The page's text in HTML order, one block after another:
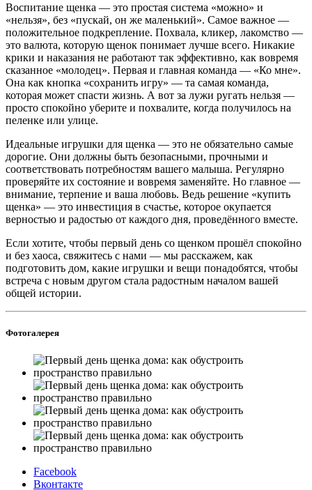
Воспитание щенка — это простая система «можно» и
«нельзя», без «пускай, он же маленький». Самое важное —
положительное подкрепление. Похвала, кликер, лакомство —
это валюта, которую щенок понимает лучше всего. Никакие
крики и наказания не работают так эффективно, как вовремя
сказанное «молодец». Первая и главная команда — «Ко мне».
Она как кнопка «сохранить игру» — та самая команда,
которая может спасти жизнь. А вот за лужи ругать нельзя —
просто спокойно уберите и похвалите, когда получилось на
пеленке или улице.
Идеальные игрушки для щенка — это не обязательно самые
дорогие. Они должны быть безопасными, прочными и
соответствовать потребностям вашего малыша. Регулярно
проверяйте их состояние и вовремя заменяйте. Но главное —
внимание, терпение и ваша любовь. Ведь решение «купить
щенка» — это инвестиция в счастье, которое окупается
верностью и радостью от каждого дня, проведённого вместе.
Если хотите, чтобы первый день со щенком прошёл спокойно
и без хаоса, свяжитесь с нами — мы расскажем, как
подготовить дом, какие игрушки и вещи понадобятся, чтобы
встреча с новым другом стала радостным началом вашей
общей истории.
Фотогалерея
Facebook
Вконтакте